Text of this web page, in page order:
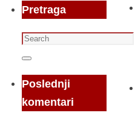
Pretraga
Search
for:
Search
Poslednji
komentari